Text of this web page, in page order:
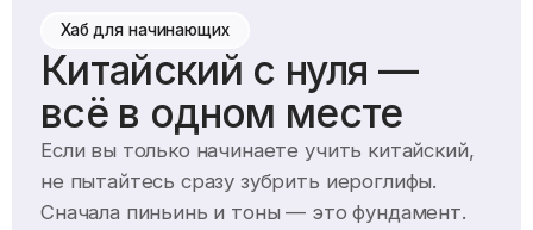
Хаб для начинающих
Китайский с нуля —
всё в одном месте
Если вы только начинаете учить китайский,
не пытайтесь сразу зубрить иероглифы.
Сначала пиньинь и тоны — это фундамент.